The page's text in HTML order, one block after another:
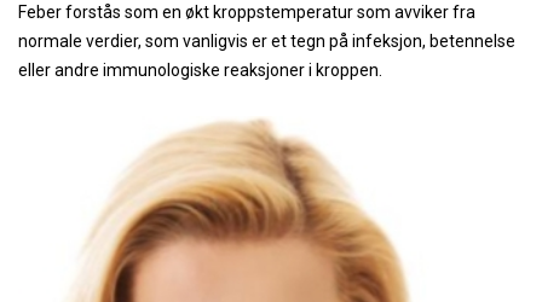
Feber forstås som en økt kroppstemperatur som avviker fra
normale verdier, som vanligvis er et tegn på infeksjon, betennelse
eller andre immunologiske reaksjoner i kroppen.